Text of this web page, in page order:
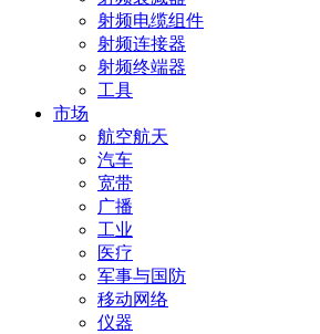
射频电缆组件
射频连接器
射频终端器
工具
市场
航空航天
汽车
宽带
广播
工业
医疗
军事与国防
移动网络
仪器